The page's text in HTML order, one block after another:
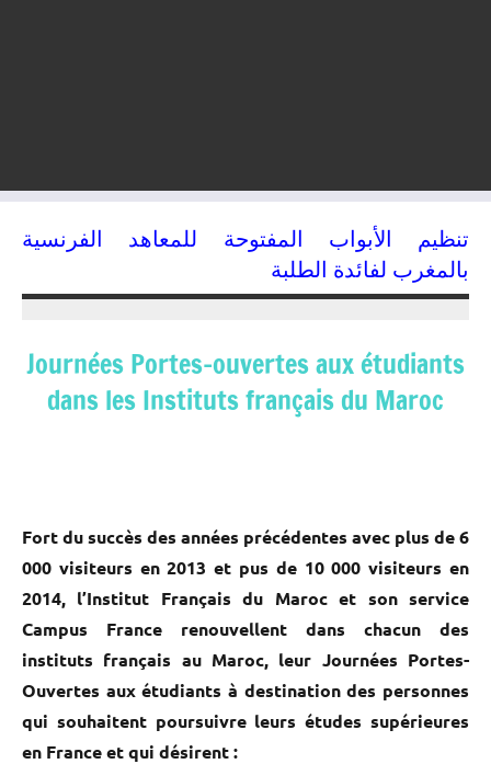
تنظيم الأبواب المفتوحة للمعاهد الفرنسية
بالمغرب لفائدة الطلبة
Journées Portes-ouvertes aux étudiants
dans les Instituts français du Maroc
Fort du succès des années précédentes avec plus de 6
000 visiteurs en 2013 et pus de 10 000 visiteurs en
2014, l’Institut Français du Maroc et son service
Campus France renouvellent dans chacun des
instituts français au Maroc, leur Journées Portes-
Ouvertes aux étudiants à destination des personnes
qui souhaitent poursuivre leurs études supérieures
en France et qui désirent :